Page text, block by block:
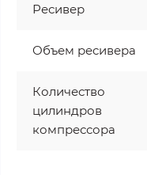
Ресивер
Объем ресивера
Количество
цилиндров
компрессора